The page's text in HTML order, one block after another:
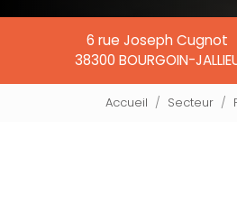
6 rue Joseph Cugnot
38300 BOURGOIN-
Accueil Secteur